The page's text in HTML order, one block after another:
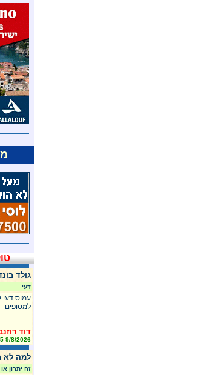
גולד
דעי
עמוס דעי
למסופים
דוד
9/8/2026 12:40:35
למה לא
זה יתרון